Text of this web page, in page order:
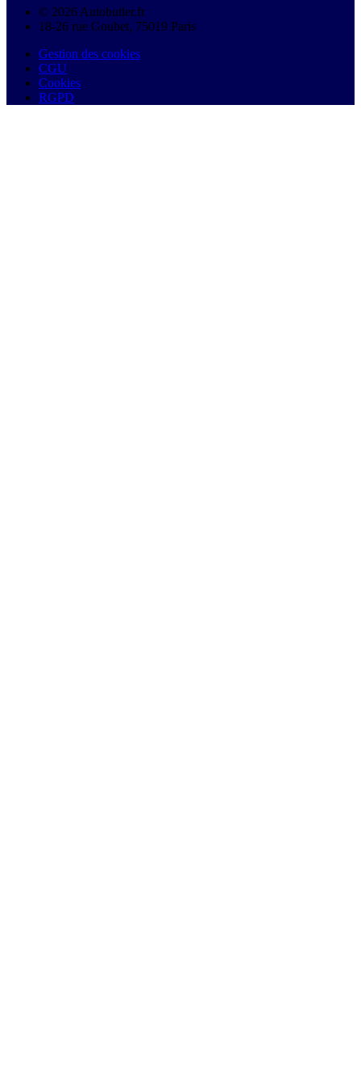
© 2026 Autobutler.fr
18-26 rue Goubet, 75019 Paris
Gestion des cookies
CGU
Cookies
RGPD